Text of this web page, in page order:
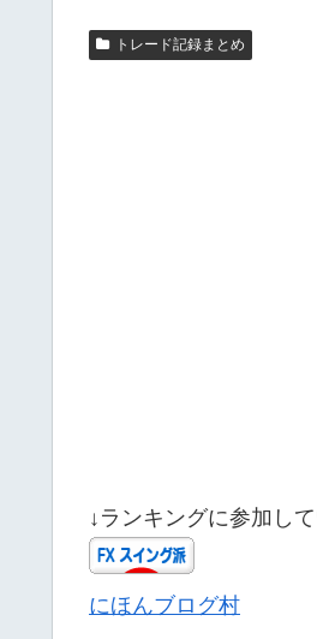
トレード記録まとめ
↓ランキングに参加して
にほんブログ村